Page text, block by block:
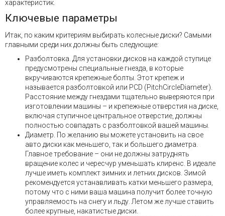
характеристик.
Ключевые параметры
Итак, по каким критериям выбирать колесные диски? Самыми
главными среди них должны быть следующие:
Разболтовка. Для установки дисков на каждой ступице
предусмотрены специальные гнезда, в которые
вкручиваются крепежные болты. Этот крепеж и
называется разболтовкой или PCD (PitchCircleDiameter).
Расстояние между гнездами тщательно выверяются при
изготовлении машины – и крепежные отверстия на диске,
включая ступичное центральное отверстие, должны
полностью совпадать с разболтовкой вашей машины.
Диаметр. По желанию вы можете установить на свое
авто диски как меньшего, так и большего диаметра.
Главное требование – они не должны затруднять
вращение колес и чересчур уменьшать клиренс. В идеале
лучше иметь комплект зимних и летних дисков. Зимой
рекомендуется устанавливать катки меньшего размера,
потому что с ними ваша машина получит более точную
управляемость на снегу и льду. Летом же лучше ставить
более крупные, накатистые диски.